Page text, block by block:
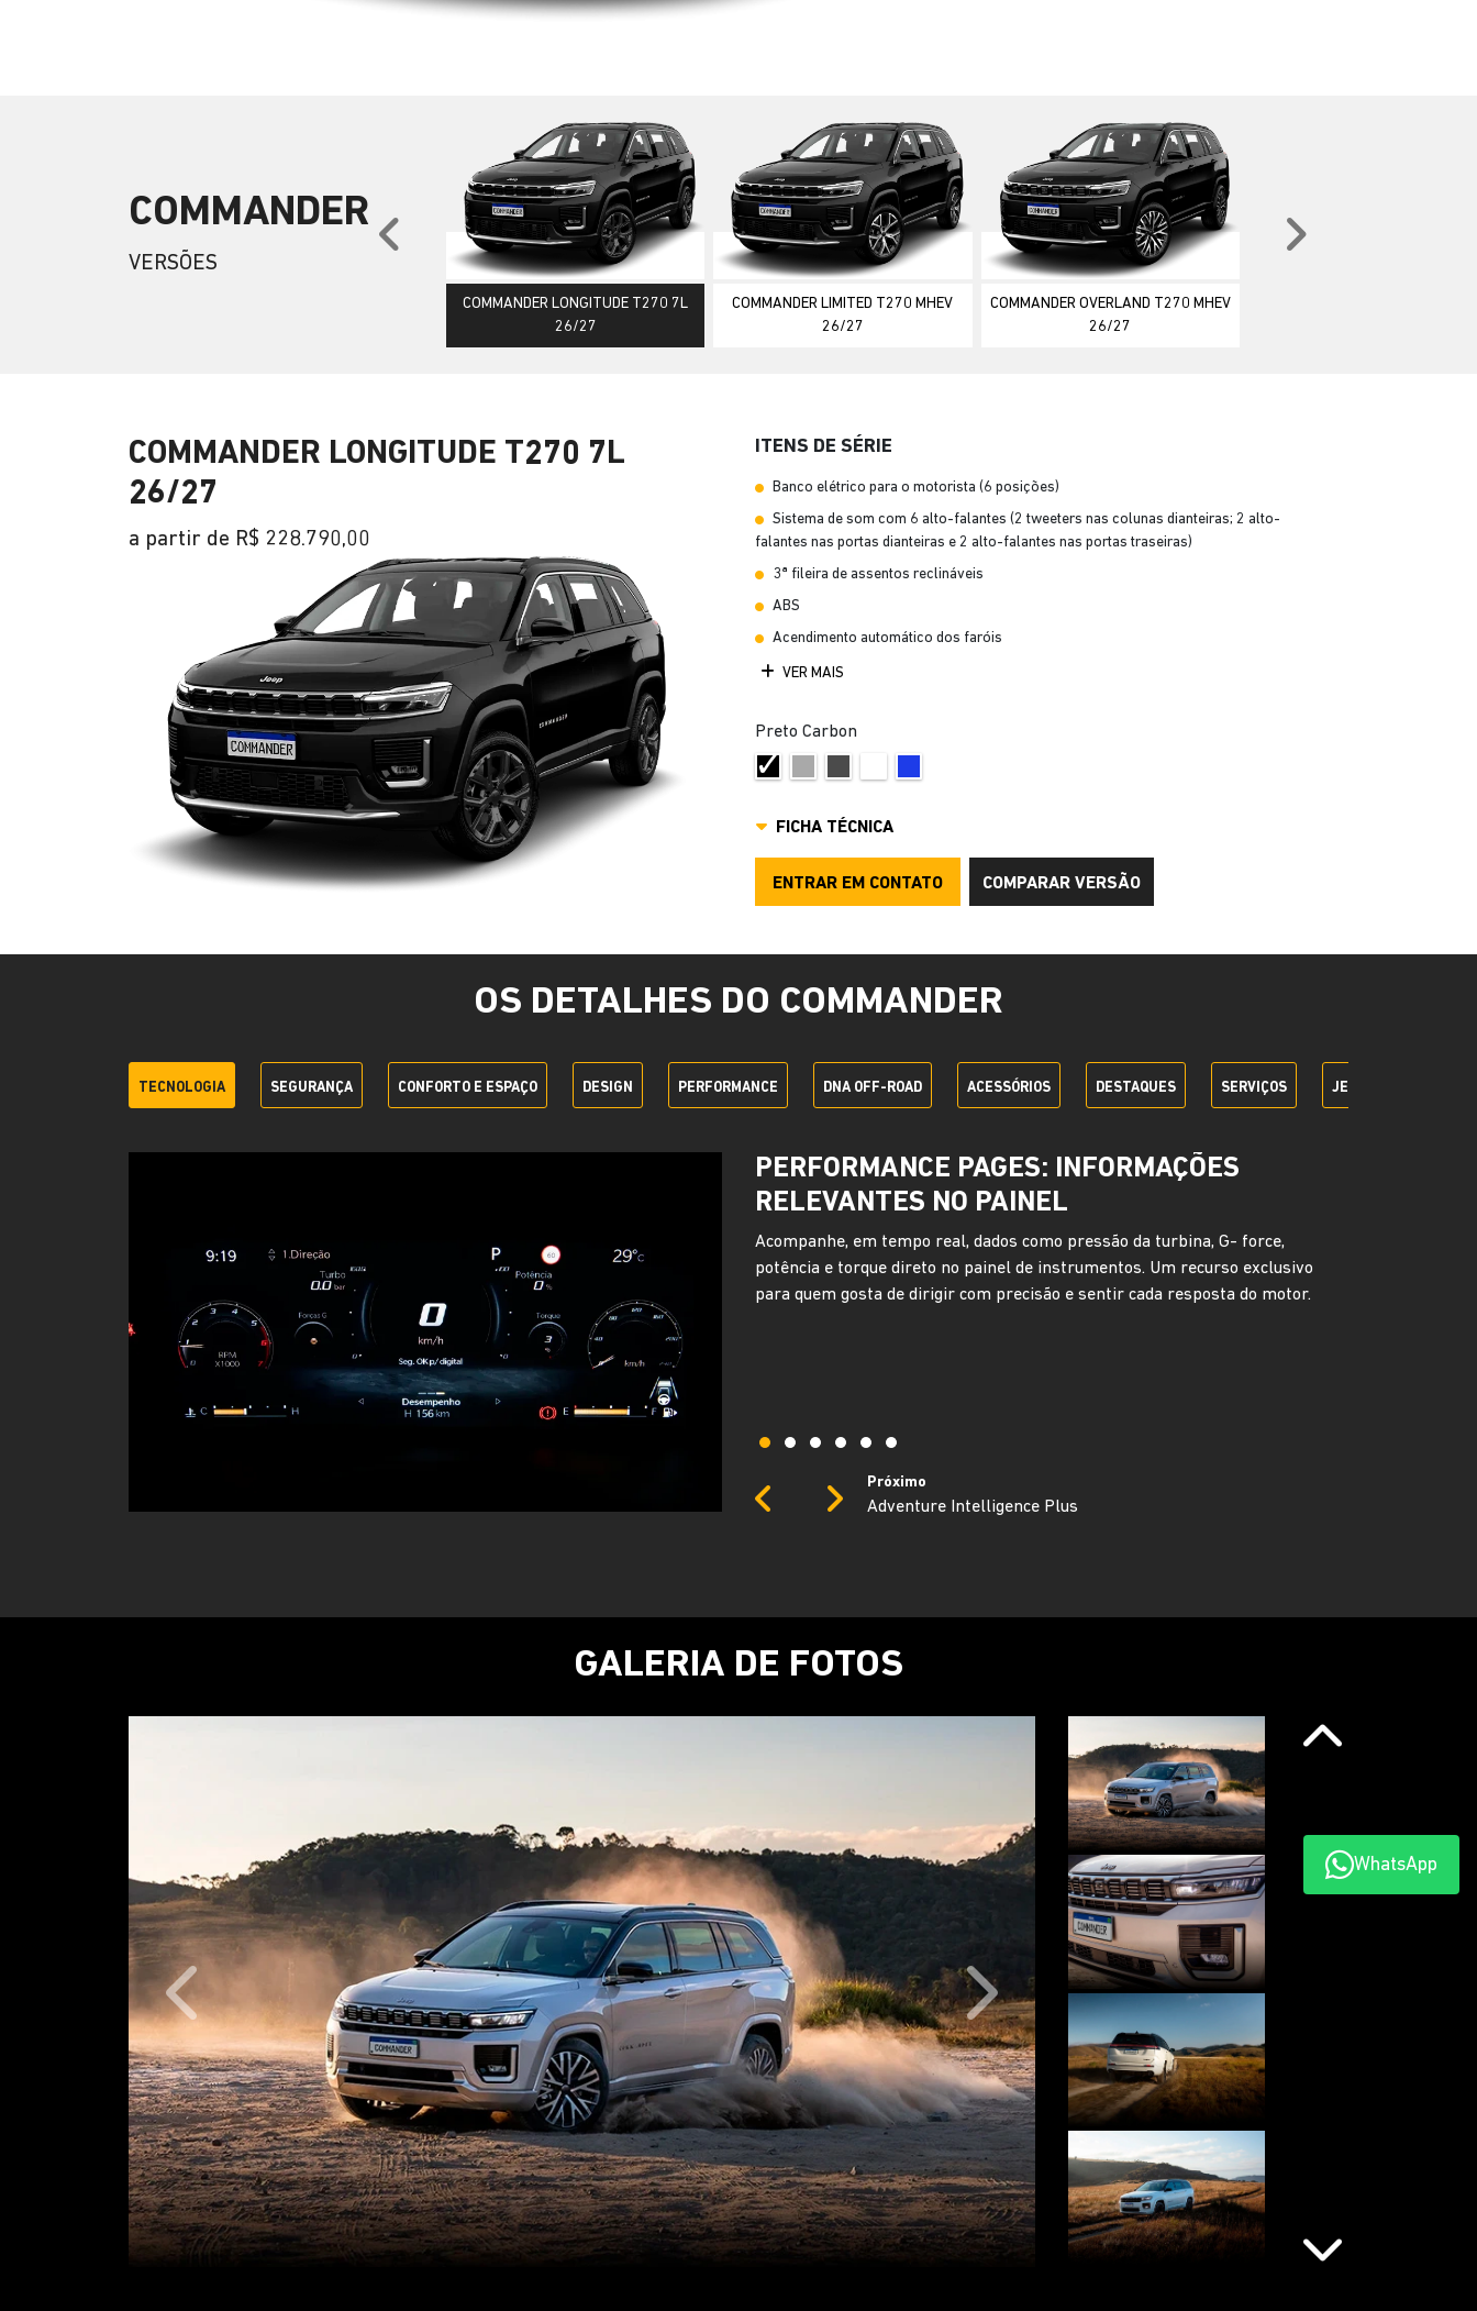
COMMANDER
VERSÕES
COMMANDER LONGITUDE T270 7L
26/27
COMMANDER LIMITED T270 MHEV
26/27
COMMANDER OVERLAND T270 MHEV
26/27
Anterior
COMMANDER LONGITUDE T270 7L
26/27
a partir de R$ 228.790,00
ITENS DE SÉRIE
Banco elétrico para o motorista (6 posições)
Sistema de som com 6 alto-falantes (2 tweeters nas colunas dianteiras; 2 alto-
falantes nas portas dianteiras e 2 alto-falantes nas portas traseiras)
3ª fileira de assentos reclináveis
ABS
Acendimento automático dos faróis
VER MAIS
Preto Carbon
FICHA TÉCNICA
ENTRAR EM CONTATO COMPARAR VERSÃO
OS DETALHES DO COMMANDER
TECNOLOGIA SEGURANÇA CONFORTO E ESPAÇO DESIGN PERFORMANCE DNA OFF-ROAD ACESSÓRIOS DESTAQUES SERVIÇOS JEEP + SEM PARAR
ADVENTURE INTELLIGENCE PLUS
Em todos os Jeep Commander conectados, o Adventure Intelligence Plus
reúne tecnologia, segurança e praticidade. Com ele, você acompanha
remotamente as informações do veículo, realiza atualizações de software à
distância e conta com recursos de segurança como alerta preventivo e
Próximo
Central multimídia de 10,1” com Alexa integrada
PreviousNext
GALERIA DE FOTOS
Anterior Próximo
Anterior
WhatsApp